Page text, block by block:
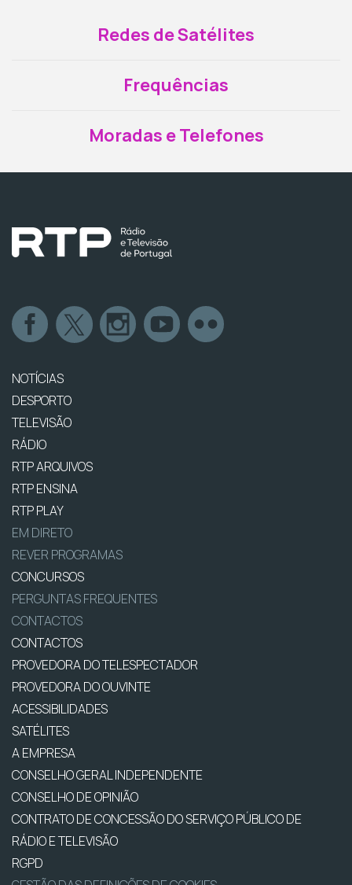
Redes de Satélites
Frequências
Moradas e Telefones
NOTÍCIAS
DESPORTO
TELEVISÃO
RÁDIO
RTP ARQUIVOS
RTP ENSINA
RTP PLAY
EM DIRETO
REVER PROGRAMAS
CONCURSOS
PERGUNTAS FREQUENTES
CONTACTOS
CONTACTOS
PROVEDORA DO TELESPECTADOR
PROVEDORA DO OUVINTE
ACESSIBILIDADES
SATÉLITES
A EMPRESA
CONSELHO GERAL INDEPENDENTE
CONSELHO DE OPINIÃO
CONTRATO DE CONCESSÃO DO SERVIÇO PÚBLICO DE
RÁDIO E TELEVISÃO
RGPD